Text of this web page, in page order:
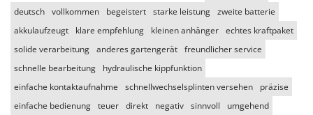
deutsch vollkommen begeistert starke leistung zweite batterie
akkulaufzeugt
klare empfehlung kleinen anhänger echtes kraftpaket
solide verarbeitung anderes gartengerät freundlicher service
schnelle bearbeitung
hydraulische kippfunktion
einfache kontaktaufnahme
schnellwechselsplinten versehen
präzise
einfache bedienung teuer direkt negativ sinnvoll umgehend